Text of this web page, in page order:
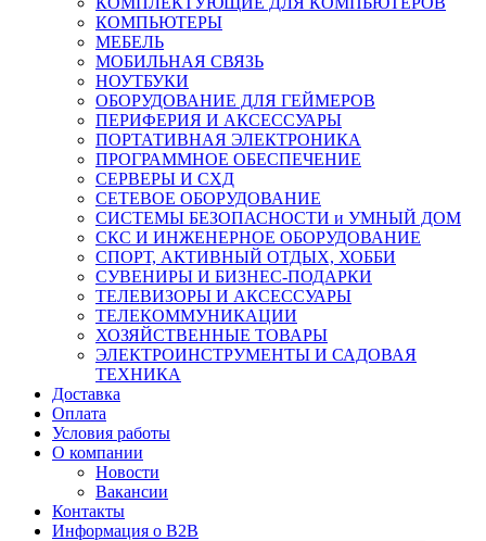
КОМПЬЮТЕРЫ
МЕБЕЛЬ
МОБИЛЬНАЯ СВЯЗЬ
НОУТБУКИ
ОБОРУДОВАНИЕ ДЛЯ ГЕЙМЕРОВ
ПЕРИФЕРИЯ И АКСЕССУАРЫ
ПОРТАТИВНАЯ ЭЛЕКТРОНИКА
ПРОГРАММНОЕ ОБЕСПЕЧЕНИЕ
СЕРВЕРЫ И СХД
СЕТЕВОЕ ОБОРУДОВАНИЕ
СИСТЕМЫ БЕЗОПАСНОСТИ и УМНЫЙ ДОМ
СКС И ИНЖЕНЕРНОЕ ОБОРУДОВАНИЕ
СПОРТ, АКТИВНЫЙ ОТДЫХ, ХОББИ
СУВЕНИРЫ И БИЗНЕС-ПОДАРКИ
ТЕЛЕВИЗОРЫ И АКСЕССУАРЫ
ТЕЛЕКОММУНИКАЦИИ
ХОЗЯЙСТВЕННЫЕ ТОВАРЫ
ЭЛЕКТРОИНСТРУМЕНТЫ И САДОВАЯ
ТЕХНИКА
Доставка
Оплата
Условия работы
О компании
Новости
Вакансии
Контакты
Информация о B2B